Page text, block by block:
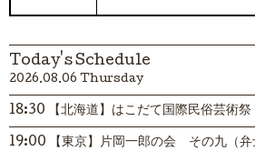
Today's Schedule
2026.08.06 Thursday
18:30 【北海道】はこだて国際民俗芸術祭
19:00 【東京】片岡一郎の会 その九（弁